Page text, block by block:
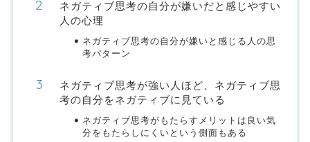
ネガティブ思考の自分が嫌いだと感じやすい
人の心理
ネガティブ思考の自分が嫌いと感じる人の思
考パターン
ネガティブ思考が強い人ほど、ネガティブ思
考の自分をネガティブに見ている
ネガティブ思考がもたらすメリットは良い気
分をもたらしにくいという側面もある